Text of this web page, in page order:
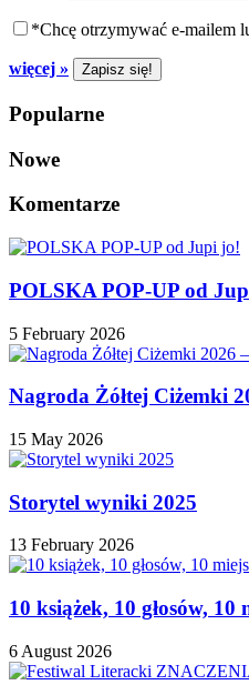
*Chcę otrzymywać e-mailem
więcej »
Popularne
Nowe
Komentarze
POLSKA POP-UP od
5 February 2026
Nagroda Żółtej Ciżemki
15 May 2026
Storytel wyniki 2025
13 February 2026
10 książek, 10 głosów,
6 August 2026